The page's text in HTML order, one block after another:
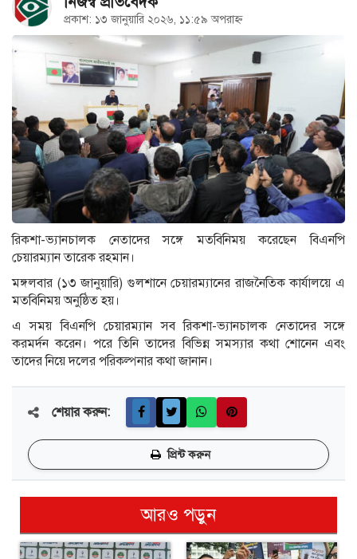
প্রকাশ: ১৩ জানুয়ারি ২০২৬, ১১:৫৯ অপরাহ্ন
রিকশা-ভ্যানচালক নেতাদের সঙ্গে মতবিনিময় করেছেন বিএনপি
চেয়ারম্যান তারেক রহমান।
মঙ্গলবার (১৩ জানুয়ারি) গুলশানে চেয়ারম্যানের রাজনৈতিক কার্যালয়ে এ
মতবিনিময় অনুষ্ঠিত হয়।
এ সময় বিএনপি চেয়ারম্যান সব রিকশা-ভ্যানচালক নেতাদের সঙ্গে
করমর্দন করেন। পরে তিনি তাদের বিভিন্ন সমস্যার কথা শোনেন এবং
তাদের নিয়ে দলের পরিকল্পনার কথা জানান।
শেয়ার করুন:
প্রিন্ট করুন
আরও পড়ুন